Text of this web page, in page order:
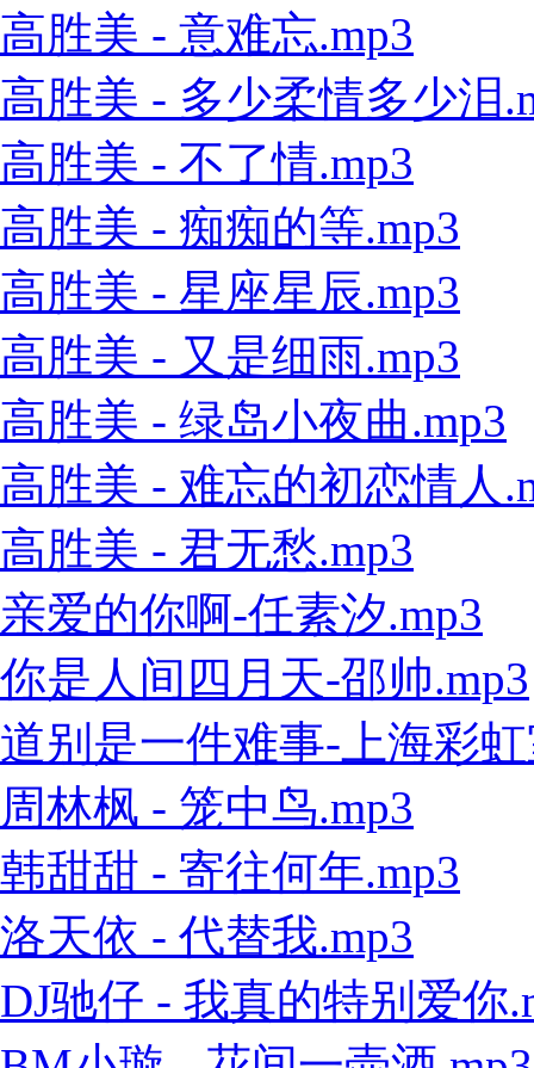
高胜美 - 意难忘.mp3
高胜美 - 多少柔情多少泪
高胜美 - 不了情.mp3
高胜美 - 痴痴的等.mp3
高胜美 - 星座星辰.mp3
高胜美 - 又是细雨.mp3
高胜美 - 绿岛小夜曲.mp3
高胜美 - 难忘的初恋情人
高胜美 - 君无愁.mp3
亲爱的你啊-任素汐.mp3
你是人间四月天-邵帅.mp3
道别是一件难事-上海彩
周林枫 - 笼中鸟.mp3
韩甜甜 - 寄往何年.mp3
洛天依 - 代替我.mp3
DJ驰仔 - 我真的特别爱你